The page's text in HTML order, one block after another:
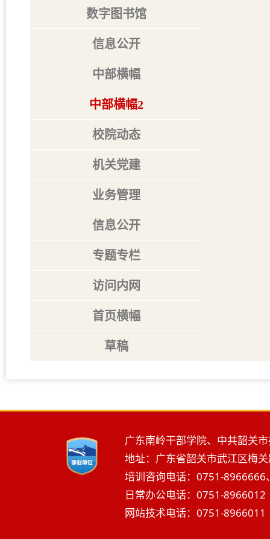
数字图书馆
信息公开
中部横幅
中部横幅2
校院动态
机关党建
业务管理
信息公开
专题专栏
访问内网
首页横幅
草稿
广东南岭干部学院、中共韶关
地址：广东省韶关市武江区梅
培训咨询电话：0751-
日常办公电话：0751-
网站技术电话：0751-